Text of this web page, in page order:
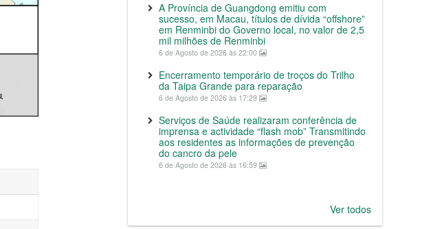
A Província de Guangdong emitiu com
sucesso, em Macau, títulos de dívida “offshore”
em Renminbi do Governo local, no valor de 2,5
mil milhões de Renminbi
6 de Agosto de 2026 às 22:00
Encerramento temporário de troços do Trilho
da Taipa Grande para reparação
6 de Agosto de 2026 às 17:29
Serviços de Saúde realizaram conferência de
imprensa e actividade “flash mob” Transmitindo
aos residentes as informações de prevenção
do cancro da pele
6 de Agosto de 2026 às 16:59
Ver todos